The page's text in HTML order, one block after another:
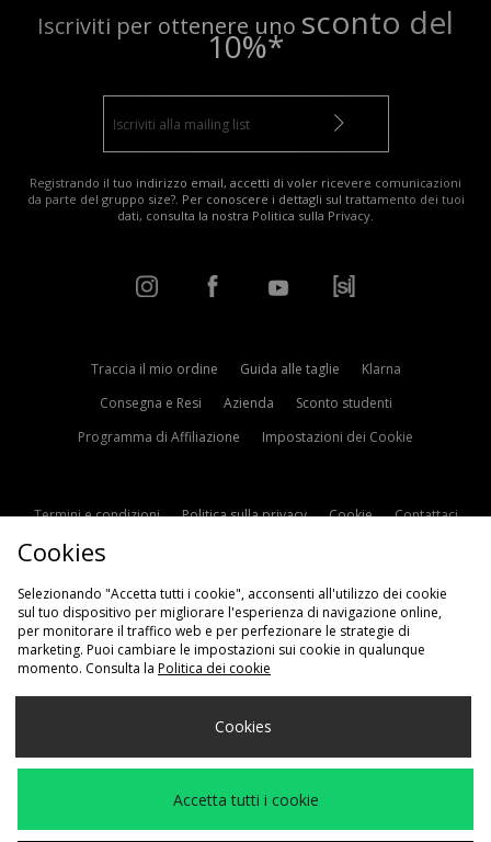
Iscriviti per ottenere uno sconto del
10%*
Registrando il tuo indirizzo email, accetti di voler ricevere comunicazioni
da parte del gruppo size?. Per conoscere i dettagli sul trattamento dei tuoi
dati, consulta la nostra Politica sulla Privacy.
Traccia il mio ordine Guida alle taglie
Klarna
Consegna e Resi
Azienda
Sconto studenti
Programma di Affiliazione
Impostazioni dei Cookie
Termini e condizioni Politica sulla privacy Cookie
Contattaci
Scegli Il Tuo Paese
Accettiamo i seguenti metodi di pagamento
Cookies
Selezionando "Accetta tutti i cookie", acconsenti all'utilizzo dei cookie
sul tuo dispositivo per migliorare l'esperienza di navigazione online,
per monitorare il traffico web e per perfezionare le strategie di
marketing. Puoi cambiare le impostazioni sui cookie in qualunque
momento. Consulta la Politica dei cookie
Cookies
Accetta tutti i cookie